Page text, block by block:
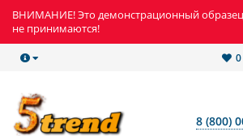
ВНИМАНИЕ! Это демонстрационный образец
не принимаются!
0
8 (800)